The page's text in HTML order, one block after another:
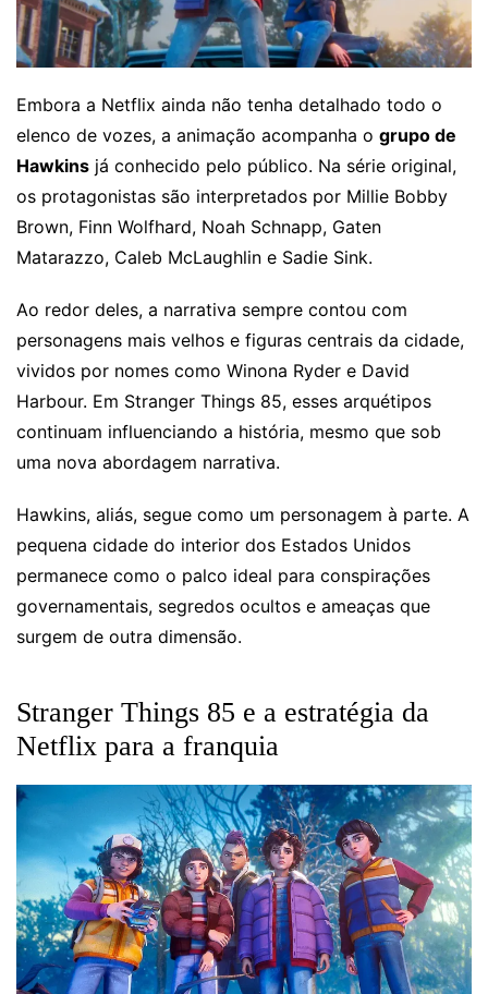
Embora a Netflix ainda não tenha detalhado todo o
elenco de vozes, a animação acompanha o grupo de
Hawkins já conhecido pelo público. Na série original,
os protagonistas são interpretados por Millie Bobby
Brown, Finn Wolfhard, Noah Schnapp, Gaten
Matarazzo, Caleb McLaughlin e Sadie Sink.
Ao redor deles, a narrativa sempre contou com
personagens mais velhos e figuras centrais da cidade,
vividos por nomes como Winona Ryder e David
Harbour. Em Stranger Things 85, esses arquétipos
continuam influenciando a história, mesmo que sob
uma nova abordagem narrativa.
Hawkins, aliás, segue como um personagem à parte. A
pequena cidade do interior dos Estados Unidos
permanece como o palco ideal para conspirações
governamentais, segredos ocultos e ameaças que
surgem de outra dimensão.
Stranger Things 85 e a estratégia da
Netflix para a franquia